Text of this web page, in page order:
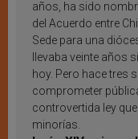
años, ha sido
del Acuerdo entre
Sede para una
llevaba veinte años
hoy. Pero hace tres
comprometer
controvertida ley
minorías.